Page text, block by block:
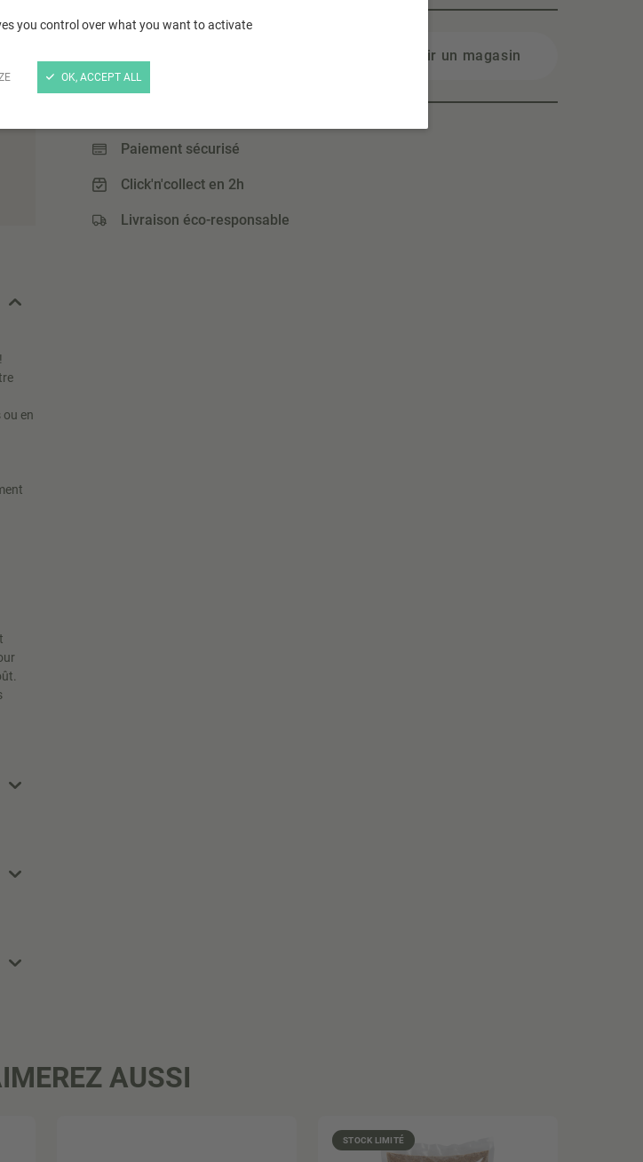
you control over what you want to activate
OK, ACCEPT ALL
1,29 € Choisir un magasin
Paiement sécurisé
Click'n'collect en 2h
Livraison éco-responsable
en
AUSSI
STOCK LIMITÉ